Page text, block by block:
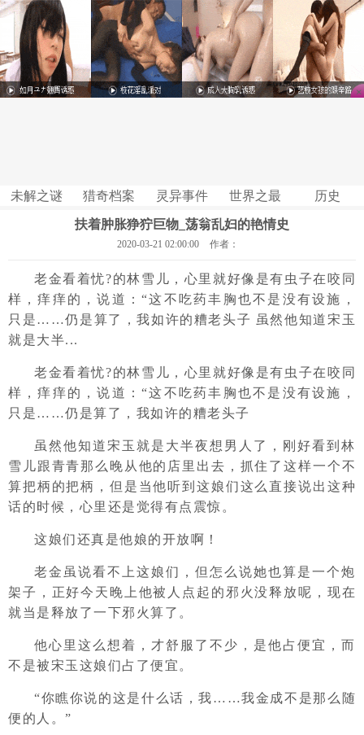
未解之谜 猎奇档案 灵异事件 世界之最 历史
扶着肿胀狰狞巨物_荡翁乱妇的艳情史
2020-03-21 02:00:00 作者：
老金看着忧?的林雪儿，心里就好像是有虫子在咬同
样，痒痒的，说道：“这不吃药丰胸也不是没有设施，
只是……仍是算了，我如许的糟老头子 虽然他知道宋玉
就是大半...
老金看着忧?的林雪儿，心里就好像是有虫子在咬同
样，痒痒的，说道：“这不吃药丰胸也不是没有设施，
只是……仍是算了，我如许的糟老头子
虽然他知道宋玉就是大半夜想男人了，刚好看到林
雪儿跟青青那么晚从他的店里出去，抓住了这样一个不
算把柄的把柄，但是当他听到这娘们这么直接说出这种
话的时候，心里还是觉得有点震惊。
这娘们还真是他娘的开放啊！
老金虽说看不上这娘们，但怎么说她也算是一个炮
架子，正好今天晚上他被人点起的邪火没释放呢，现在
就当是释放了一下邪火算了。
他心里这么想着，才舒服了不少，是他占便宜，而
不是被宋玉这娘们占了便宜。
“你瞧你说的这是什么话，我……我金成不是那么随
便的人。”